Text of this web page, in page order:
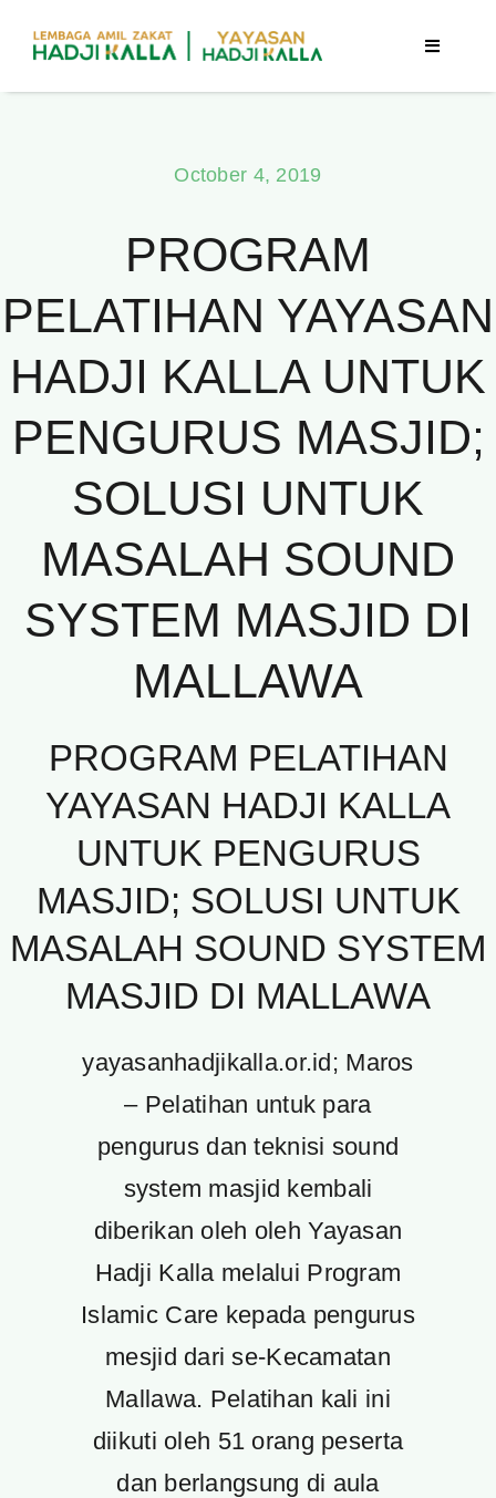
content
Toggle
Publikasi
October 4, 2019
PROGRAM
PELATIHAN YAYASAN
HADJI KALLA UNTUK
PENGURUS MASJID;
SOLUSI UNTUK
MASALAH SOUND
SYSTEM MASJID DI
MALLAWA
PROGRAM PELATIHAN
YAYASAN HADJI KALLA
UNTUK PENGURUS
MASJID; SOLUSI UNTUK
MASALAH SOUND SYSTEM
MASJID DI MALLAWA
yayasanhadjikalla.or.id; Maros
– Pelatihan untuk para
pengurus dan teknisi sound
system masjid kembali
diberikan oleh oleh Yayasan
Hadji Kalla melalui Program
Islamic Care kepada pengurus
mesjid dari se-Kecamatan
Mallawa. Pelatihan kali ini
diikuti oleh 51 orang peserta
dan berlangsung di aula